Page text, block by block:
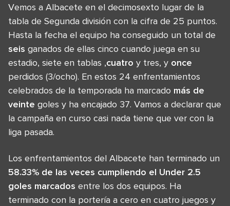
Vemos a Albacete en el decimosexto lugar de la
tabla de Segunda división con la cifra de 25 puntos.
Hasta la fecha el equipo ha conseguido un total de
seis ganados de ellas cinco cuando juega en su
estadio, siete en tablas ,cuatro y tres, y once
perdidos (3/ocho). En estos 24 enfrentamientos
celebrados de la temporada ha marcado más de
veinte goles y ha encajado 37. Vamos a declarar que
la campaña en curso casi nada tiene que ver con la
liga pasada.
Los enfrentamientos del Albacete han terminado un
58.33% de las veces cumpliendo el Under 2.5
goles marcados entre los dos equipos. Ha
terminado con la portería a cero en cuatro juegos y